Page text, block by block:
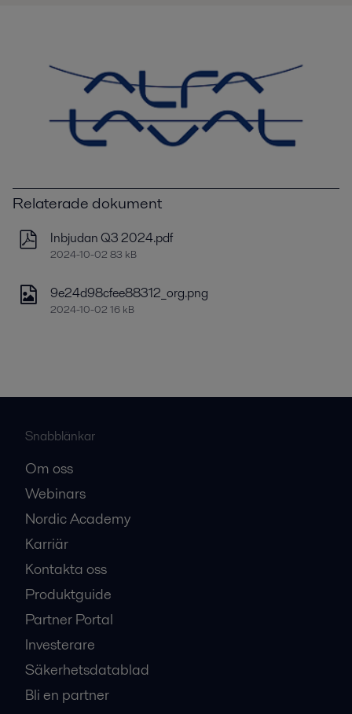
Relaterade dokument
Inbjudan Q3 2024.pdf
2024-10-02 83 kB
9e24d98cfee88312_org.png
2024-10-02 16 kB
Snabblänkar
Om oss
Webinars
Nordic Academy
Karriär
Kontakta oss
Produktguide
Partner Portal
Investerare
Säkerhetsdatablad
Bli en partner